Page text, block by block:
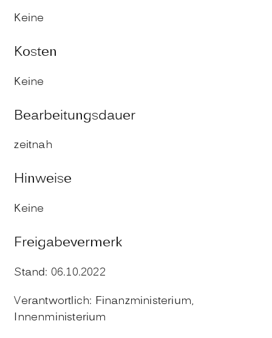
Keine
Kosten
Keine
Bearbeitungsdauer
zeitnah
Hinweise
Keine
Freigabevermerk
Stand: 06.10.2022
Verantwortlich: Finanzministerium,
Innenministerium